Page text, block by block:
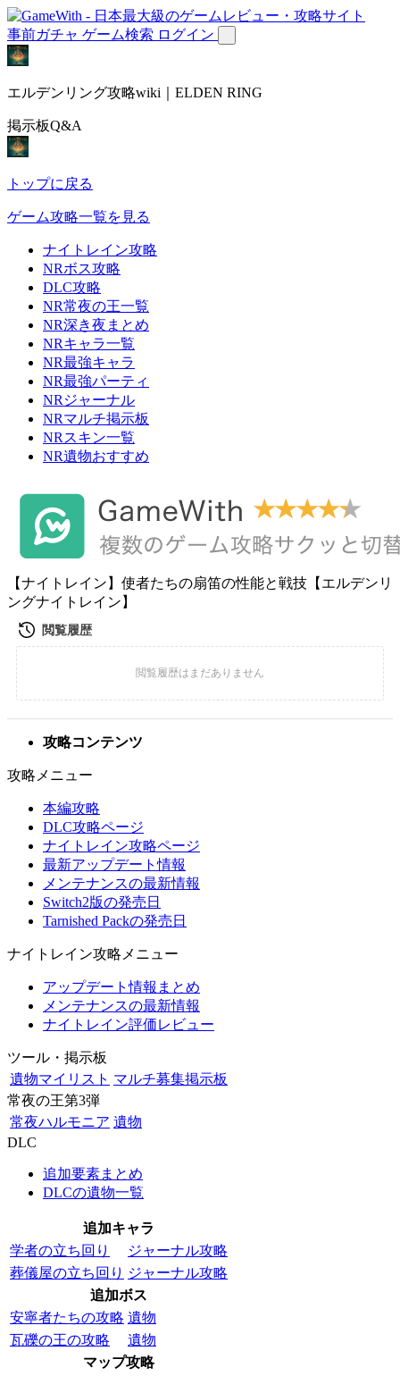
事前ガチャ ゲーム検索 ログイン
エルデンリング攻略wiki｜ELDEN RING
掲示板Q&A
トップに戻る
ゲーム攻略一覧を見る
ナイトレイン攻略
NRボス攻略
DLC攻略
NR常夜の王一覧
NR深き夜まとめ
NRキャラ一覧
NR最強キャラ
NR最強パーティ
NRジャーナル
NRマルチ掲示板
NRスキン一覧
NR遺物おすすめ
【ナイトレイン】使者たちの扇笛の性能と戦技【エルデンリ
ングナイトレイン】
攻略コンテンツ
攻略メニュー
本編攻略
DLC攻略ページ
ナイトレイン攻略ページ
最新アップデート情報
メンテナンスの最新情報
Switch2版の発売日
Tarnished Packの発売日
ナイトレイン攻略メニュー
アップデート情報まとめ
メンテナンスの最新情報
ナイトレイン評価レビュー
ツール・掲示板
遺物マイリスト マルチ募集掲示板
常夜の王第3弾
常夜ハルモニア 遺物
DLC
追加要素まとめ
DLCの遺物一覧
追加キャラ
学者の立ち回り
ジャーナル攻略
葬儀屋の立ち回り ジャーナル攻略
追加ボス
安寧者たちの攻略 遺物
瓦礫の王の攻略
遺物
マップ攻略